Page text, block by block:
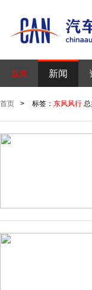
首页 新闻
首页 > 标签： 东风风行